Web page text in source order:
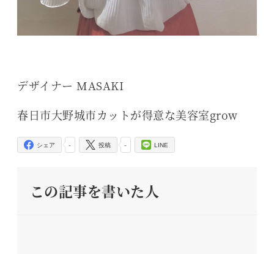
デザイナー MASAKI
春日市大野城市カットが得意な美容室grow
-
シェア -
投稿 LINE
この記事を書いた人